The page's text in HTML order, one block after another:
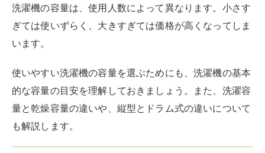
洗濯機の容量は、基本的に1人あたりの洗濯量で考えま
す。基本的に、
よっては布団などの大きなものも洗いたいでしょう。
そのため、少し大きめの容量 がおすすめです。例えば、
2人暮らしなら1.5Kg×2人=3Kgになりますが、3Kgでは